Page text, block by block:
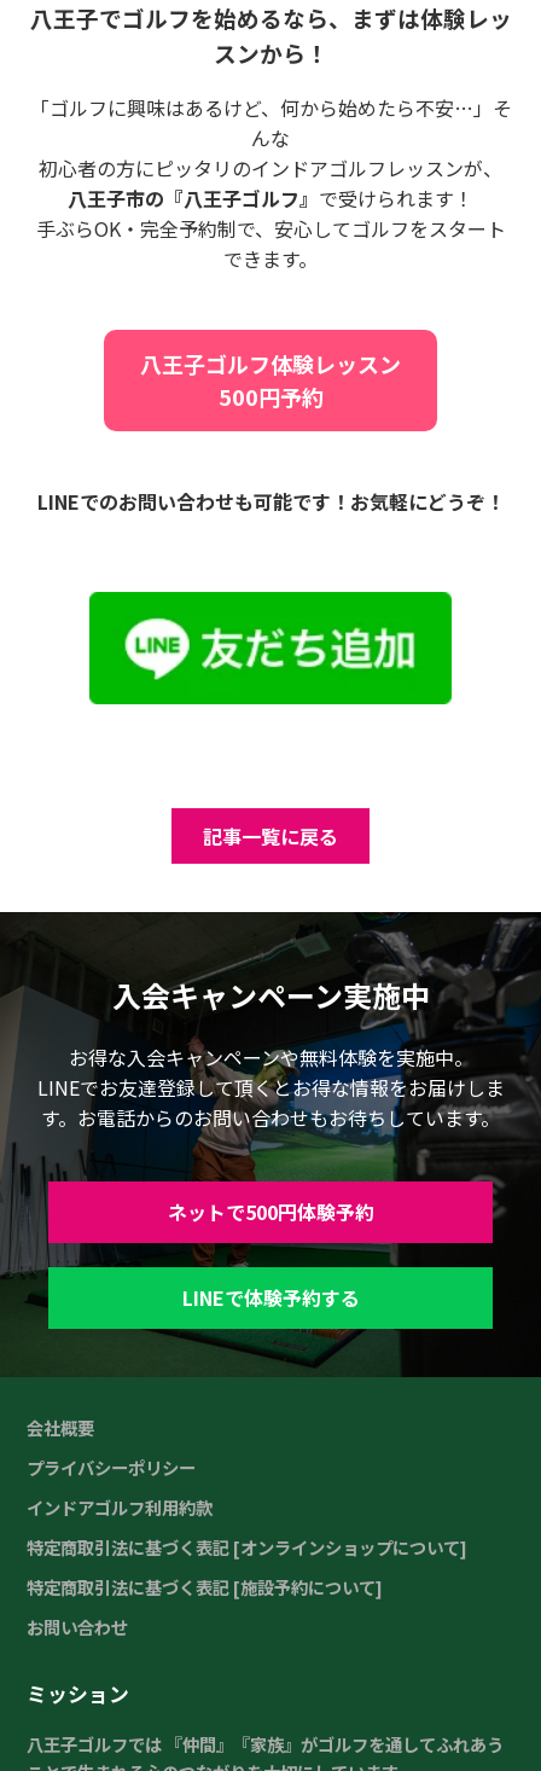
八王子でゴルフを始めるなら、まずは体験レッ
スンから！
「ゴルフに興味はあるけど、何から始めたら不安…」そ
んな
初心者の方にピッタリのインドアゴルフレッスンが、
八王子市の『八王子ゴルフ』 で受けられます！
手ぶらOK・完全予約制で、安心してゴルフをスタート
できます。
八王子ゴルフ体験レッスン
500円予約
LINEでのお問い合わせも可能です！お気軽にどうぞ！
記事一覧に戻る
入会キャンペーン実施中
お得な入会キャンペーンや無料体験を実施中。
LINEでお友達登録して頂くとお得な情報をお届けしま
す。お電話からのお問い合わせもお待ちしています。
ネットで500円体験予約
LINEで体験予約する
会社概要
プライバシーポリシー
インドアゴルフ利用約款
特定商取引法に基づく表記 [オンラインショップについて]
特定商取引法に基づく表記 [施設予約について]
お問い合わせ
ミッション
八王子ゴルフでは 『仲間』『家族』がゴルフを通してふれあう